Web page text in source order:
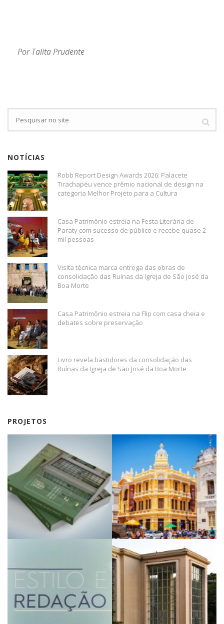
Por Talita Prudente
NOTÍCIAS
Robb Report Design Awards 2026: Palacete
Tirachapéu vence prêmio nacional de design na
categoria Melhor Projeto para a Cultura
Casa Patrimônio estreia na Festa Literária de
Paraty com sucesso de público e recebe quase 2
mil pessoas
Visita técnica marca entrega das obras de
consolidação das Ruínas da Igreja de São José da
Boa Morte
Casa Patrimônio estreia na Flip com casa cheia e
debates sobre preservação
Livro revela bastidores da consolidação das
Ruínas da Igreja de São José da Boa Morte
PROJETOS